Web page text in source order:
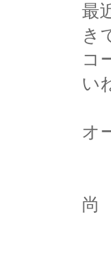
最
き
コ
い
オ
尚